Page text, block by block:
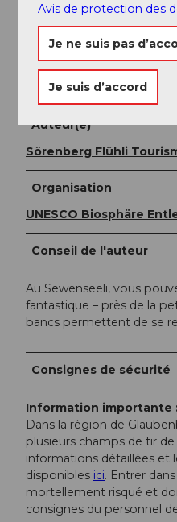
Tourisme Sörenberg Flühli
Rothornstrasse 21
CH-6174 Sörenberg
Téléphone +41 (0)41 488
Auteur(e)
Sörenberg Flühli
Organisation
UNESCO Biosphäre
Conseil de l'auteur
Au Sewenseeli, vous
fantastique – près de la
bancs permettent de se
Consignes de sécurité
Information importante
Dans la région de
plusieurs champs de tir de
informations détaillées et
disponibles ici. Entrer
mortellement risqué et
consignes du personnel
Avis de protection des
Je ne suis pas
Je suis d’accord